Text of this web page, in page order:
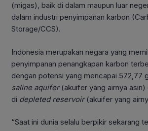
(migas), baik di dalam maupun luar
dalam industri penyimpanan karbon
Storage/CCS).
Indonesia merupakan negara yang
penyimpanan penangkapan karbon
dengan potensi yang mencapai 572,77
saline aquifer(akuifer yang airnya asin)
di depleted reservoir(akuifer yang
“Saat ini dunia selalu berpikir sekarang